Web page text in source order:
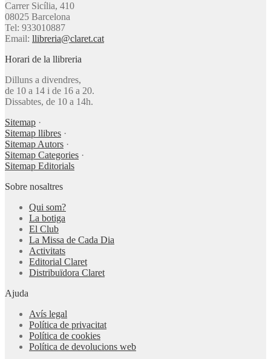
Carrer Sicília, 410
08025 Barcelona
Tel: 933010887
Email: llibreria@claret.cat
Horari de la llibreria
Dilluns a divendres,
de 10 a 14 i de 16 a 20.
Dissabtes, de 10 a 14h.
Sitemap ·
Sitemap llibres ·
Sitemap Autors ·
Sitemap Categories ·
Sitemap Editorials
Sobre nosaltres
Qui som?
La botiga
El Club
La Missa de Cada Dia
Activitats
Editorial Claret
Distribuïdora Claret
Ajuda
Avís legal
Política de privacitat
Política de cookies
Política de devolucions web